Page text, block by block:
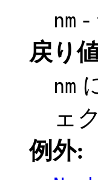
nm -
戻り
nm
ェ
例外: